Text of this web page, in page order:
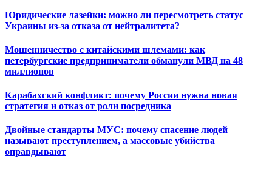
Юридические лазейки: можно ли пересмотреть статус
Украины из-за отказа от нейтралитета?
Мошенничество с китайскими шлемами: как
петербургские предприниматели обманули МВД на 48
миллионов
Карабахский конфликт: почему России нужна новая
стратегия и отказ от роли посредника
Двойные стандарты МУС: почему спасение людей
называют преступлением, а массовые убийства
оправдывают